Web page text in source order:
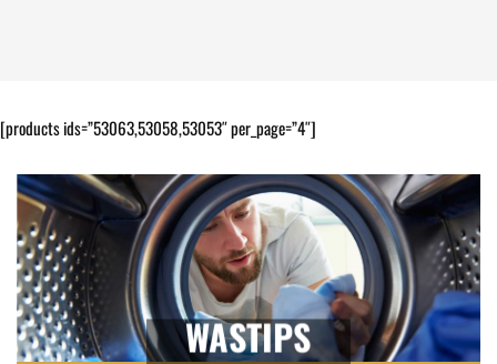
[products ids=”53063,53058,53053″ per_page=”4″]
WASTIPS